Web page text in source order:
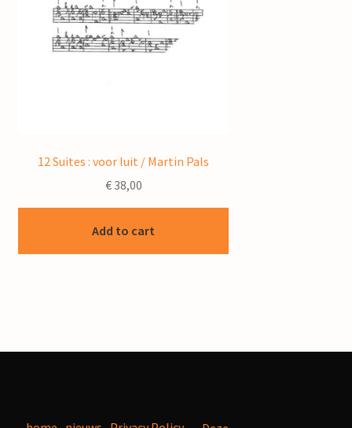
12 Suites : voor luit / Martin Pals
€38,00
Add to cart